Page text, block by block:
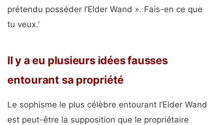
prétendu posséder l’Elder Wand ». Fais-en ce que
tu veux.’
Il y a eu plusieurs idées fausses
entourant sa propriété
Le sophisme le plus célèbre entourant l’Elder Wand
est peut-être la supposition que le propriétaire